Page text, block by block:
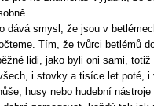
dává smysl, že jsou v
Tím, že tvůrci betlémů
lidi, jako byli oni sami,
i stovky a tisíce let poté, i
husy nebo hudební